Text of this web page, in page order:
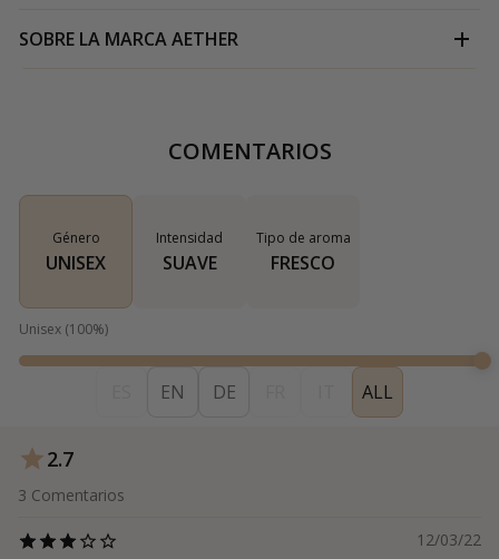
SOBRE LA MARCAAETHER
COMENTARIOS
Género
UNISEX
Intensidad
SUAVE
Tipo de aroma
FRESCO
Unisex (100%)
EN DE ALL
2.7
3 Comentarios
12/03/22